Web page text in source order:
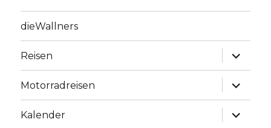
dieWallners
Reisen
Motorradreisen
Kalender